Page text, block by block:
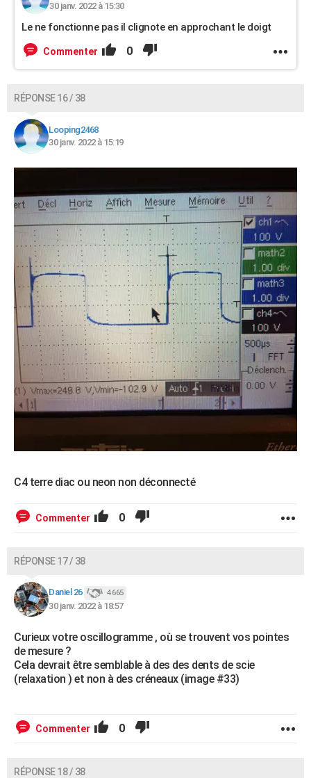
30 janv. 2022 à 15:30
Le ne fonctionne pas il clignote en approchant le doigt
Commenter 0
RÉPONSE 16 / 38
Looping2468
30 janv. 2022 à 15:19
C4 terre diac ou neon non déconnecté
Commenter 0
RÉPONSE 17 / 38
Daniel 26 4 665
30 janv. 2022 à 18:57
Curieux votre oscillogramme , où se trouvent vos pointes
de mesure ?
Cela devrait être semblable à des des dents de scie
(relaxation ) et non à des créneaux (image #33)
Commenter 0
RÉPONSE 18 / 38